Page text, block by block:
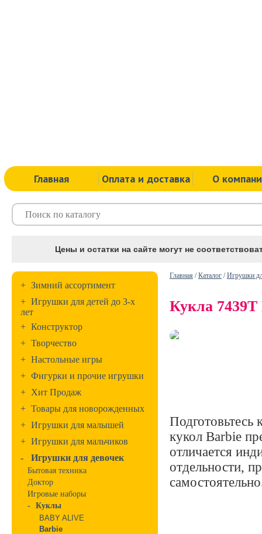
Главная Оплата и доставка О
Цены и остатки на сайте могут не
+ Зимний ассортимент
+ Игрушки для детей до 3-х
лет
+ Конструктор
+ Творчество
+ Настольные игры
+ Фигурки и прочие игрушки
+ Хит Продаж
+ Товары для новорожденных
+ Игрушки для малышей
+ Игрушки для мальчиков
-
Игрушки для девочек
Бытовая техника
Доктор
Игровые наборы
- Куклы
BABY ALIVE
Barbie
Главная /Каталог /Игрушки
Кукла
Подготовьтесь
кукол Barbie
отличается
отдельности,